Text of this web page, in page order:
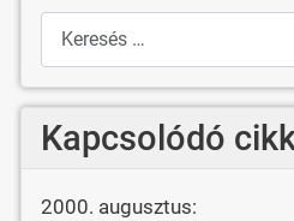
Keresés
Kapcsolódó
2000. augusztus: